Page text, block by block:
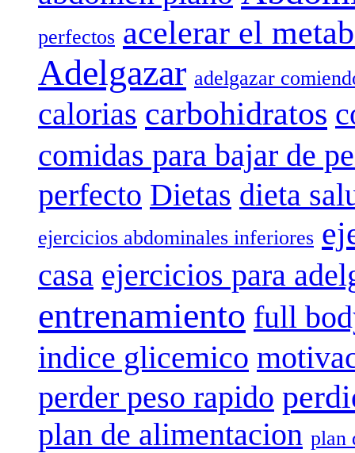
perfectos acelerar el
Adelgazar adelgazar
calorias carbohidratos
comidas para bajar de
perfecto Dietas dieta
ejercicios abdominales inferiores
casa ejercicios para
entrenamiento full
indice glicemico
perder peso rapido
plan de alimentacion plan